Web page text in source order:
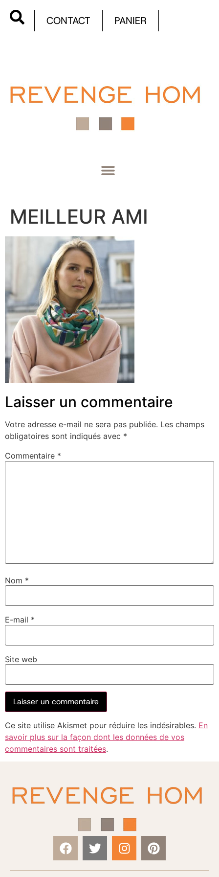
CONTACT PANIER
MEILLEUR AMI
Laisser un commentaire
Votre adresse e-mail ne sera pas publiée. Les champs
obligatoires sont indiqués avec *
Commentaire *
Nom *
E-mail *
Site web
Ce site utilise Akismet pour réduire les indésirables. En
savoir plus sur la façon dont les données de vos
commentaires sont traitées.